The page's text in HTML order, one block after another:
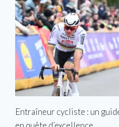
Entraîneur cycliste : un